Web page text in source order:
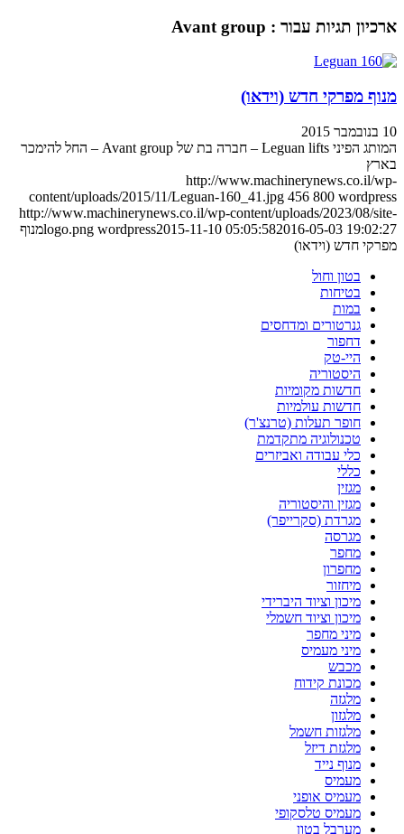
ארכיון תגיות עבור : Avant group
מנוף מפרקי חדש (וידאו)
10 בנובמבר 2015
המותג הפיני Leguan lifts – חברה בת של Avant group – החל להימכר
בארץ
http://www.machinerynews.co.il/wp-
content/uploads/2015/11/Leguan-160_41.jpg 456 800 wordpress
http://www.machinerynews.co.il/wp-content/uploads/2023/08/site-
logo.png wordpress2015-11-10 05:05:582016-05-03 19:02:27
מנוף
מפרקי חדש (וידאו)
בטון וחול
בטיחות
במות
גנרטורים ומדחסים
דחפור
היי-טק
היסטוריה
חדשות מקומיות
חדשות עולמיות
חופר תעלות (טרנצ'ר)
טכנולוגיה מתקדמת
כלי עבודה ואביזרים
כללי
מגזין
מגזין והיסטוריה
מגרדת (סקרייפר)
מגרסה
מחפר
מחפרון
מיחזור
מיכון וציוד היברידי
מיכון וציוד חשמלי
מיני מחפר
מיני מעמיס
מכבש
מכונת קידוח
מלגזה
מלגזון
מלגזות חשמל
מלגזת דיזל
מנוף נייד
מעמיס
מעמיס אופני
מעמיס טלסקופי
מערבל בטון